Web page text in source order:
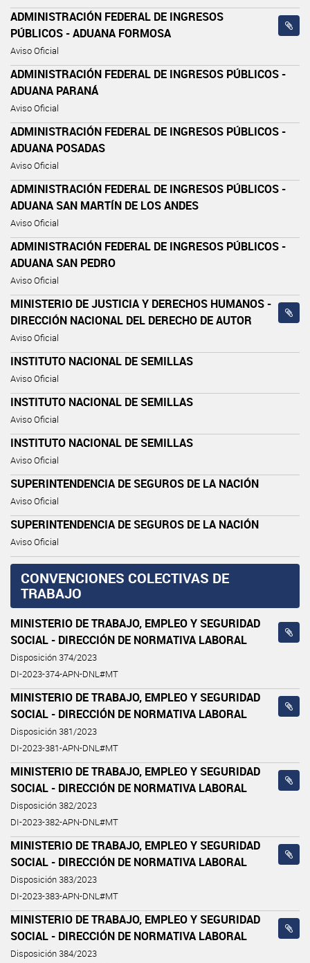
ADMINISTRACIÓN FEDERAL DE INGRESOS
PÚBLICOS - ADUANA FORMOSA
Aviso Oficial
ADMINISTRACIÓN FEDERAL DE INGRESOS PÚBLICOS -
ADUANA PARANÁ
Aviso Oficial
ADMINISTRACIÓN FEDERAL DE INGRESOS PÚBLICOS -
ADUANA POSADAS
Aviso Oficial
ADMINISTRACIÓN FEDERAL DE INGRESOS PÚBLICOS -
ADUANA SAN MARTÍN DE LOS ANDES
Aviso Oficial
ADMINISTRACIÓN FEDERAL DE INGRESOS PÚBLICOS -
ADUANA SAN PEDRO
Aviso Oficial
MINISTERIO DE JUSTICIA Y DERECHOS HUMANOS -
DIRECCIÓN NACIONAL DEL DERECHO DE AUTOR
Aviso Oficial
INSTITUTO NACIONAL DE SEMILLAS
Aviso Oficial
INSTITUTO NACIONAL DE SEMILLAS
Aviso Oficial
INSTITUTO NACIONAL DE SEMILLAS
Aviso Oficial
SUPERINTENDENCIA DE SEGUROS DE LA NACIÓN
Aviso Oficial
SUPERINTENDENCIA DE SEGUROS DE LA NACIÓN
Aviso Oficial
CONVENCIONES COLECTIVAS DE
TRABAJO
MINISTERIO DE TRABAJO, EMPLEO Y SEGURIDAD
SOCIAL - DIRECCIÓN DE NORMATIVA LABORAL
Disposición 374/2023
DI-2023-374-APN-DNL#MT
MINISTERIO DE TRABAJO, EMPLEO Y SEGURIDAD
SOCIAL - DIRECCIÓN DE NORMATIVA LABORAL
Disposición 381/2023
DI-2023-381-APN-DNL#MT
MINISTERIO DE TRABAJO, EMPLEO Y SEGURIDAD
SOCIAL - DIRECCIÓN DE NORMATIVA LABORAL
Disposición 382/2023
DI-2023-382-APN-DNL#MT
MINISTERIO DE TRABAJO, EMPLEO Y SEGURIDAD
SOCIAL - DIRECCIÓN DE NORMATIVA LABORAL
Disposición 383/2023
DI-2023-383-APN-DNL#MT
MINISTERIO DE TRABAJO, EMPLEO Y SEGURIDAD
SOCIAL - DIRECCIÓN DE NORMATIVA LABORAL
Disposición 384/2023